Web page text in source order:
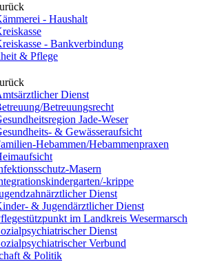
- Haushalt
- Bankverbindung
& Pflege
Dienst
Betreuungsrecht
Jade-Weser
& Gewässeraufsicht
Hebammen/Hebammenpraxen
Masern
krippe
Dienst
& Jugendärztlicher Dienst
im Landkreis Wesermarsch
Dienst
Verbund
& Politik